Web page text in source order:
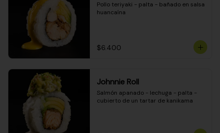
Pollo teriyaki - palta - bañado en salsa
huancaína
$6.400
Johnnie Roll
Salmón apanado - lechuga - palta -
cubierto de un tartar de kanikama